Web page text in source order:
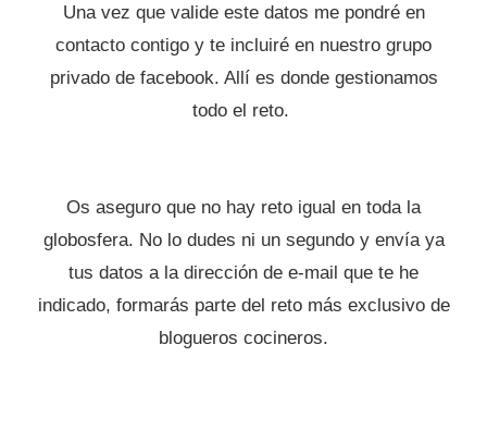
Una vez que valide este datos me pondré en
contacto contigo y te incluiré en nuestro grupo
privado de facebook. Allí es donde gestionamos
todo el reto.
Os aseguro que no hay reto igual en toda la
globosfera. No lo dudes ni un segundo y envía ya
tus datos a la dirección de e-mail que te he
indicado, formarás parte del reto más exclusivo de
blogueros cocineros.